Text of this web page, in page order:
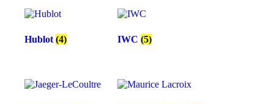
Hublot (4) IWC (5)